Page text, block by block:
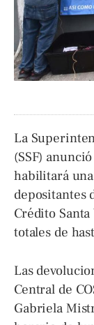
La
(SSF)
habilitará
depositantes
Crédito
totales de
Las
Central de
Gabriela